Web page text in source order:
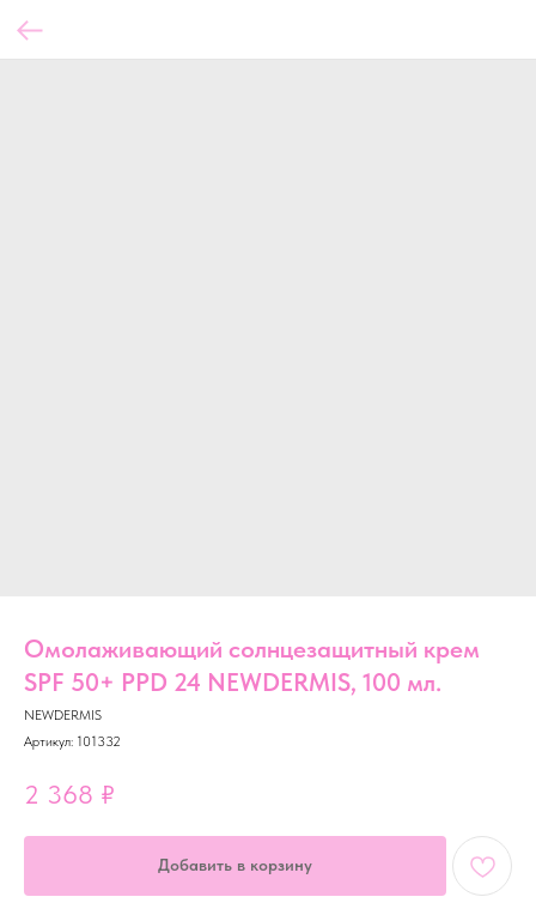
Омолаживающий солнцезащитный крем
SPF 50+ PPD 24 NEWDERMIS, 100 мл.
NEWDERMIS
Артикул: 101332
2 368 ₽
Добавить в корзину